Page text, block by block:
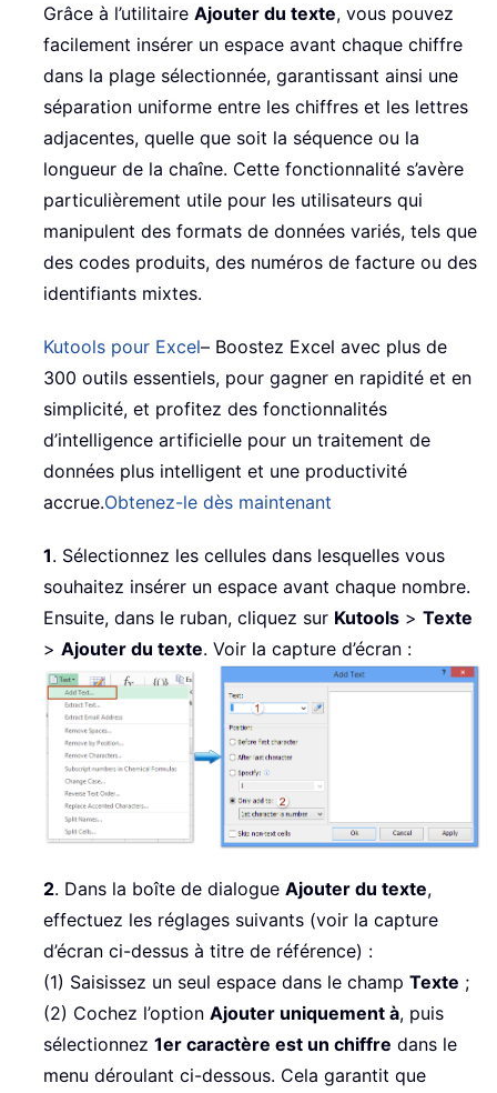
Grâce à l’utilitaire Ajouter du texte, vous pouvez
facilement insérer un espace avant chaque chiffre
dans la plage sélectionnée, garantissant ainsi une
séparation uniforme entre les chiffres et les lettres
adjacentes, quelle que soit la séquence ou la
longueur de la chaîne. Cette fonctionnalité s’avère
particulièrement utile pour les utilisateurs qui
manipulent des formats de données variés, tels que
des codes produits, des numéros de facture ou des
identifiants mixtes.
Kutools pour Excel– Boostez Excel avec plus de
300 outils essentiels, pour gagner en rapidité et en
simplicité, et profitez des fonctionnalités
d’intelligence artificielle pour un traitement de
données plus intelligent et une productivité
accrue.Obtenez-le dès maintenant
1. Sélectionnez les cellules dans lesquelles vous
souhaitez insérer un espace avant chaque nombre.
Ensuite, dans le ruban, cliquez sur Kutools > Texte
> Ajouter du texte. Voir la capture d’écran :
2. Dans la boîte de dialogue Ajouter du texte,
effectuez les réglages suivants (voir la capture
d’écran ci-dessus à titre de référence) :
(1) Saisissez un seul espace dans le champ Texte ;
(2) Cochez l’option Ajouter uniquement à, puis
sélectionnez 1er caractère est un chiffre dans le
menu déroulant ci-dessous. Cela garantit que